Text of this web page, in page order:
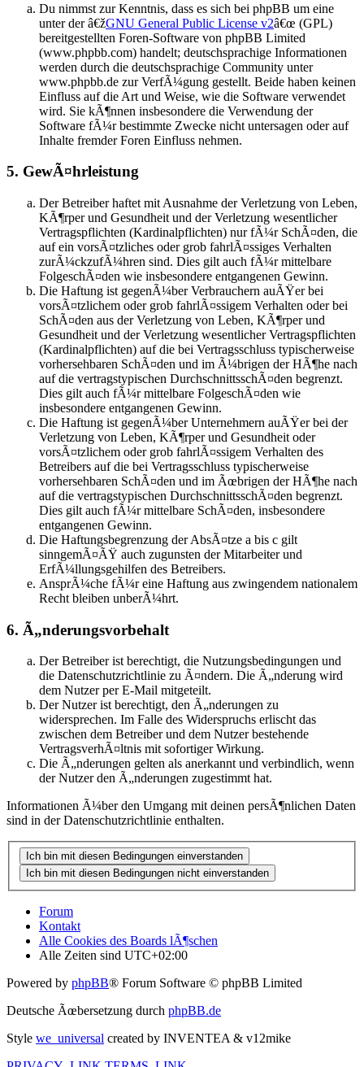
Du nimmst zur Kenntnis, dass es sich bei phpBB um eine
unter der â€žGNU General Public License v2â€œ (GPL)
bereitgestellten Foren-Software von phpBB Limited
(www.phpbb.com) handelt; deutschsprachige Informationen
werden durch die deutschsprachige Community unter
www.phpbb.de zur VerfÃ¼gung gestellt. Beide haben keinen
Einfluss auf die Art und Weise, wie die Software verwendet
wird. Sie kÃ¶nnen insbesondere die Verwendung der
Software fÃ¼r bestimmte Zwecke nicht untersagen oder auf
Inhalte fremder Foren Einfluss nehmen.
5. GewÃ¤hrleistung
Der Betreiber haftet mit Ausnahme der Verletzung von Leben,
KÃ¶rper und Gesundheit und der Verletzung wesentlicher
Vertragspflichten (Kardinalpflichten) nur fÃ¼r SchÃ¤den, die
auf ein vorsÃ¤tzliches oder grob fahrlÃ¤ssiges Verhalten
zurÃ¼ckzufÃ¼hren sind. Dies gilt auch fÃ¼r mittelbare
FolgeschÃ¤den wie insbesondere entgangenen Gewinn.
Die Haftung ist gegenÃ¼ber Verbrauchern auÃŸer bei
vorsÃ¤tzlichem oder grob fahrlÃ¤ssigem Verhalten oder bei
SchÃ¤den aus der Verletzung von Leben, KÃ¶rper und
Gesundheit und der Verletzung wesentlicher Vertragspflichten
(Kardinalpflichten) auf die bei Vertragsschluss typischerweise
vorhersehbaren SchÃ¤den und im Ã¼brigen der HÃ¶he nach
auf die vertragstypischen DurchschnittsschÃ¤den begrenzt.
Dies gilt auch fÃ¼r mittelbare FolgeschÃ¤den wie
insbesondere entgangenen Gewinn.
Die Haftung ist gegenÃ¼ber Unternehmern auÃŸer bei der
Verletzung von Leben, KÃ¶rper und Gesundheit oder
vorsÃ¤tzlichem oder grob fahrlÃ¤ssigem Verhalten des
Betreibers auf die bei Vertragsschluss typischerweise
vorhersehbaren SchÃ¤den und im Ãœbrigen der HÃ¶he nach
auf die vertragstypischen DurchschnittsschÃ¤den begrenzt.
Dies gilt auch fÃ¼r mittelbare SchÃ¤den, insbesondere
entgangenen Gewinn.
Die Haftungsbegrenzung der AbsÃ¤tze a bis c gilt
sinngemÃ¤ÃŸ auch zugunsten der Mitarbeiter und
ErfÃ¼llungsgehilfen des Betreibers.
AnsprÃ¼che fÃ¼r eine Haftung aus zwingendem nationalem
Recht bleiben unberÃ¼hrt.
6. Ã„nderungsvorbehalt
Der Betreiber ist berechtigt, die Nutzungsbedingungen und
die Datenschutzrichtlinie zu Ã¤ndern. Die Ã„nderung wird
dem Nutzer per E-Mail mitgeteilt.
Der Nutzer ist berechtigt, den Ã„nderungen zu
widersprechen. Im Falle des Widerspruchs erlischt das
zwischen dem Betreiber und dem Nutzer bestehende
VertragsverhÃ¤ltnis mit sofortiger Wirkung.
Die Ã„nderungen gelten als anerkannt und verbindlich, wenn
der Nutzer den Ã„nderungen zugestimmt hat.
Informationen Ã¼ber den Umgang mit deinen persÃ¶nlichen Daten
sind in der Datenschutzrichtlinie enthalten.
Forum
Kontakt
Alle Cookies des Boards lÃ¶schen
Alle Zeiten sind UTC+02:00
Powered by phpBB® Forum Software © phpBB Limited
Deutsche Ãœbersetzung durch phpBB.de
Style we_universal created by INVENTEA & v12mike